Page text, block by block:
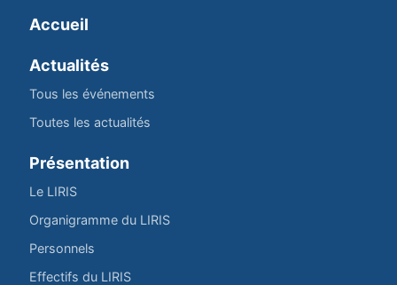
Accueil
Actualités
Tous les événements
Toutes les actualités
Présentation
Le LIRIS
Organigramme du LIRIS
Personnels
Effectifs du LIRIS